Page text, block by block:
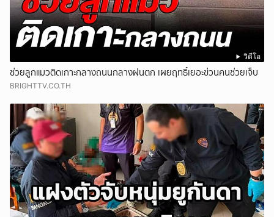
วิดีโอ
ช่วยลูกแมวติดเกาะกลางถนนกลางฝนตก เผยฤทธิ์เยอะข่วนคนช่วยเจ็บ
BRIGHTTV.CO.TH